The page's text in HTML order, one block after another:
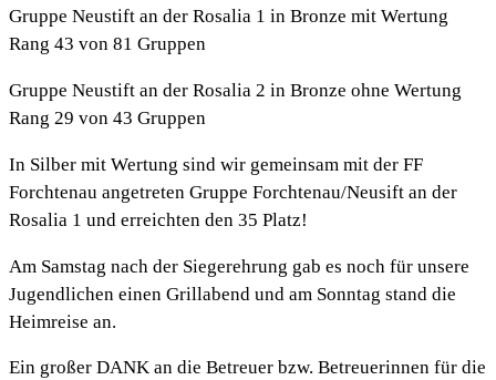
Gruppe Neustift an der Rosalia 1 in Bronze mit Wertung
Rang 43 von 81 Gruppen
Gruppe Neustift an der Rosalia 2 in Bronze ohne Wertung
Rang 29 von 43 Gruppen
In Silber mit Wertung sind wir gemeinsam mit der FF
Forchtenau angetreten Gruppe Forchtenau/Neusift an der
Rosalia 1 und erreichten den 35 Platz!
Am Samstag nach der Siegerehrung gab es noch für unsere
Jugendlichen einen Grillabend und am Sonntag stand die
Heimreise an.
Ein großer DANK an die Betreuer bzw. Betreuerinnen für die